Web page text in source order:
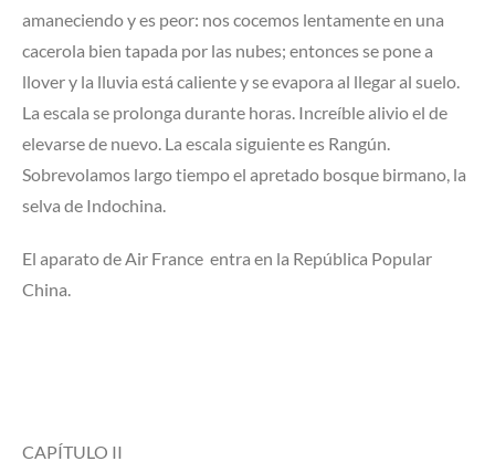
amaneciendo y es peor: nos cocemos lentamente en una
cacerola bien tapada por las nubes; entonces se pone a
llover y la lluvia está caliente y se evapora al llegar al suelo.
La escala se prolonga durante horas. Increíble alivio el de
elevarse de nuevo. La escala siguiente es Rangún.
Sobrevolamos largo tiempo el apretado bosque birmano, la
selva de Indochina.
El aparato de Air France entra en la República Popular
China.
CAPÍTULO II